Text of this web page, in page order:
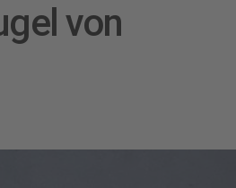
von